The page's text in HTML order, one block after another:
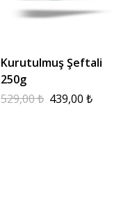
Kurutulmuş Şeftali
250g
529,00₺ 439,00 ₺